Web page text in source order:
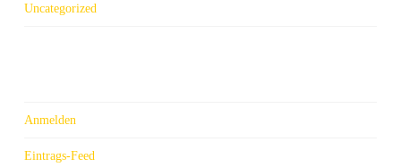
Uncategorized
Anmelden
Eintrags-Feed